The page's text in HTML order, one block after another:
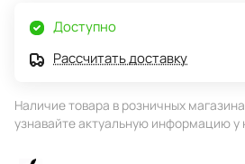
Доступно
Рассчитать доставку
Наличие товара в розничных
узнавайте актуальную информацию